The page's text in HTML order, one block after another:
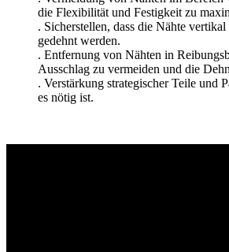
die Flexibilität und Festigkeit zu
. Sicherstellen, dass die Nähte
gedehnt werden.
. Entfernung von Nähten in
Ausschlag zu vermeiden und die
. Verstärkung strategischer Teile und
es nötig ist.